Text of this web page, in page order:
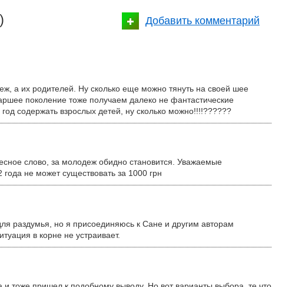
Добавить комментарий
а их родителей. Ну сколько еще можно тянуть на своей шее
поколение тоже получаем далеко не фантастические
содержать взрослых детей, ну сколько можно!!!!??????
слово, за молодеж обидно становится. Уважаемые
года не может существовать за 1000 грн
раздумья, но я присоединяюсь к Сане и другим авторам
в корне не устраивает.